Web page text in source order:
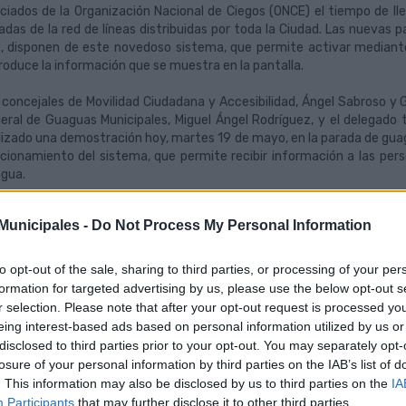
- Do Not Process My Personal Information
opt-out of the sale, sharing to third parties, or processing of your
for targeted advertising by us, please use the below opt-out
selection. Please note that after your opt-out request is processed
interest-based ads based on personal information utilized by us
to third parties prior to your opt-out. You may separately
of your personal information by third parties on the IAB’s list of
This information may also be disclosed by us to third parties on the
Participants that may further disclose it to other third parties.
de la Organización Nacional de Ciegos (ONCE) el tiempo
de la red de líneas distribuidas por toda la Ciudad. Las
disponen de este novedoso sistema, que permite activar
la información que se muestra en la pantalla.
concejales de Movilidad Ciudadana y Accesibilidad, Ángel Sabroso
de Guaguas Municipales, Miguel Ángel Rodríguez, y el
una demostración hoy, martes 19 de mayo, en la parada de
del sistema, que permite recibir información a las
línea con su política de avances tecnológicos, Guaguas
de guaguas para la ciudad, denominados ‘eCCo.P’, con
que permiten conocer a los usuarios del transporte
paradas habilitan el sistema CyberPass, que se puede consultar
que reciben los asociados de la ONCE, unos 2.000 en Gran
nuevos puntos de información, para los que se destinó un
capitalino, se unen a otros 50 paneles, conectados
de facilitar a todos los usuarios del transporte público cuál